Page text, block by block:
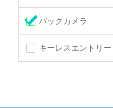
バックカメラ
キーレスエントリー